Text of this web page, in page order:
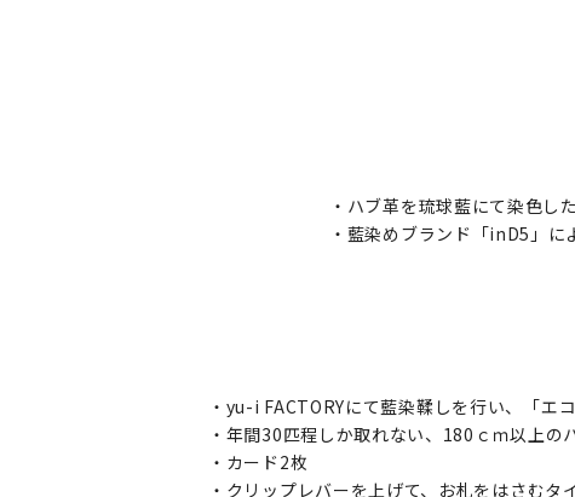
・ハブ革を琉球藍にて染色し
・藍染めブランド「inD5」
・yu-i FACTORYにて藍染鞣しを行い、「エ
・年間30匹程しか取れない、180ｃｍ以上の
・カード2枚
・クリップレバーを上げて、お札をはさむタ